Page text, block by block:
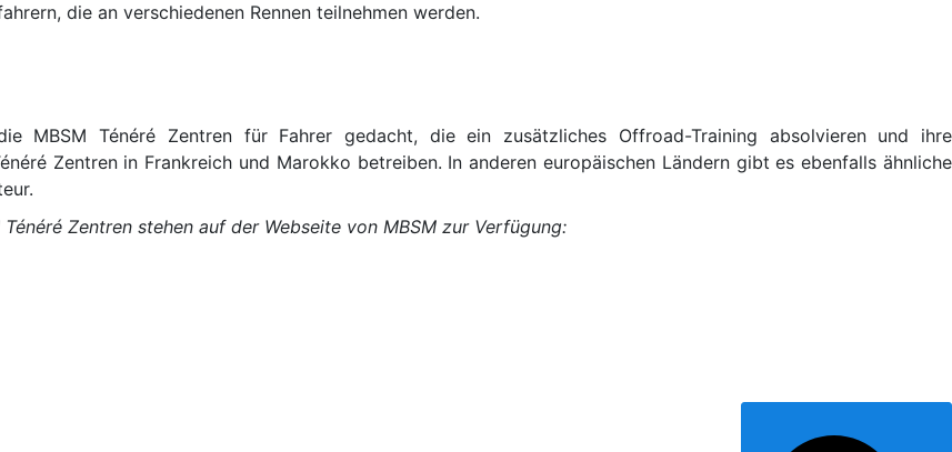
die an verschiedenen Rennen teilnehmen werden.
MBSM Ténéré Zentren für Fahrer gedacht, die ein zusätzliches Offroad-Training absolvieren und ihre
Zentren in Frankreich und Marokko betreiben. In anderen europäischen Ländern gibt es ebenfalls ähnliche
Zentren stehen auf der Webseite von MBSM zur Verfügung: